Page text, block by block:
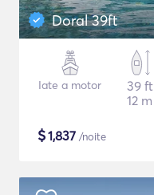
Doral 39ft
Iate a motor
39 ft
12 m
$1,837 /noite